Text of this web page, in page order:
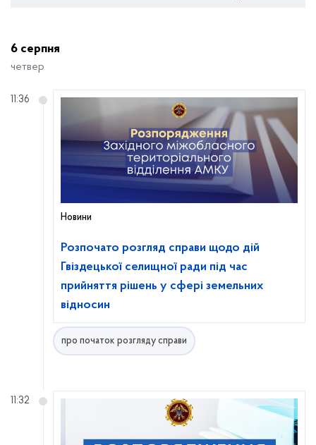
6 серпня
четвер
Новини
Розпочато розгляд справи щодо дій
Гвіздецької селищної ради під час
прийняття рішень у сфері земельних
відносин
11:36
про початок розгляду справи
11:32